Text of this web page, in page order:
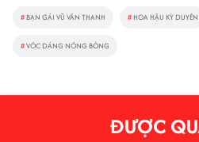
# BẠN GÁI VŨ VĂN THANH # HOA HẬU KỲ DUYÊN
#VÓC DÁNG NÓNG BỎNG
ĐƯỢC